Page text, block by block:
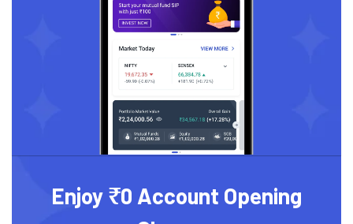
Enjoy ₹0 Account Opening